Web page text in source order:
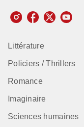
Littérature
Policiers / Thrillers
Romance
Imaginaire
Sciences humaines